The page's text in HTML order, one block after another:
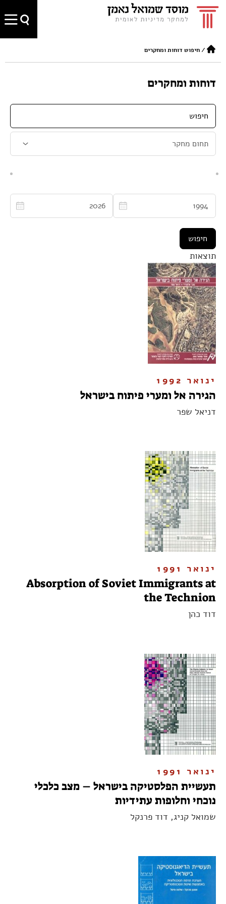
/חיפוש דוחות ומחקרים
דוחות ומחקרים
תוצאות
ינואר 1992
הגירה אל ומערי פיתוח בישראל
דניאל שפר
ינואר 1991
Absorption of Soviet Immigrants at
the Technion
דוד כהן
ינואר 1991
תעשיית הפלסטיקה בישראל – מצב כלכלי
נוכחי וחלופות עתידיות
שמואל קניג, דוד פרנקל